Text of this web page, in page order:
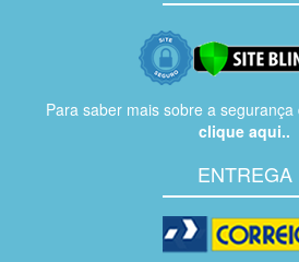
Para saber mais sobre a
clique aqui..
ENTREGA